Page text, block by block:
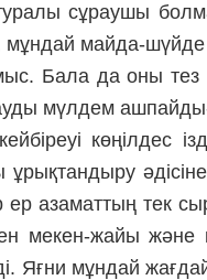
сұ­рау­шы
мұн­дай майда-
Ба­ла да оны тез
мүл­дем
көңілдес
азаматтың тек
мекен-жайы және
Яғ­ни мұндай